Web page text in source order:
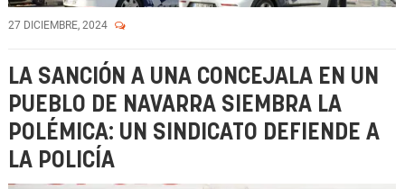
27 DICIEMBRE, 2024
LA SANCIÓN A UNA CONCEJALA EN UN
PUEBLO DE NAVARRA SIEMBRA LA
POLÉMICA: UN SINDICATO DEFIENDE A
LA POLICÍA